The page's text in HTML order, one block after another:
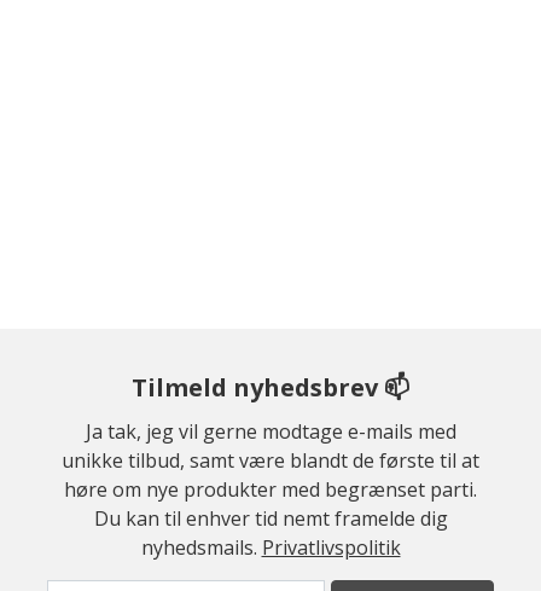
Tilmeld nyhedsbrev 📫
Ja tak, jeg vil gerne modtage e-mails med
unikke tilbud, samt være blandt de første til at
høre om nye produkter med begrænset parti.
Du kan til enhver tid nemt framelde dig
nyhedsmails. Privatlivspolitik